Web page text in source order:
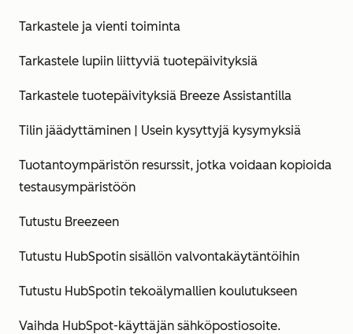
Tarkastele ja vienti toiminta
Tarkastele lupiin liittyviä tuotepäivityksiä
Tarkastele tuotepäivityksiä Breeze Assistantilla
Tilin jäädyttäminen | Usein kysyttyjä kysymyksiä
Tuotantoympäristön resurssit, jotka voidaan kopioida
testausympäristöön
Tutustu Breezeen
Tutustu HubSpotin sisällön valvontakäytäntöihin
Tutustu HubSpotin tekoälymallien koulutukseen
Vaihda HubSpot-käyttäjän sähköpostiosoite.